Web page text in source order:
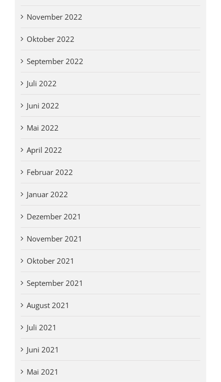
November 2022
Oktober 2022
September 2022
Juli 2022
Juni 2022
Mai 2022
April 2022
Februar 2022
Januar 2022
Dezember 2021
November 2021
Oktober 2021
September 2021
August 2021
Juli 2021
Juni 2021
Mai 2021